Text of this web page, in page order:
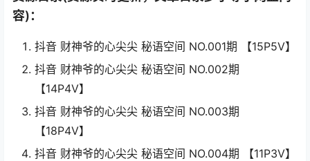
容)：
抖音 财神爷的心尖尖 秘语空间 NO.001期 【15P5V】
抖音 财神爷的心尖尖 秘语空间 NO.002期
【14P4V】
抖音 财神爷的心尖尖 秘语空间 NO.003期
【18P4V】
抖音 财神爷的心尖尖 秘语空间 NO.004期 【11P3V】